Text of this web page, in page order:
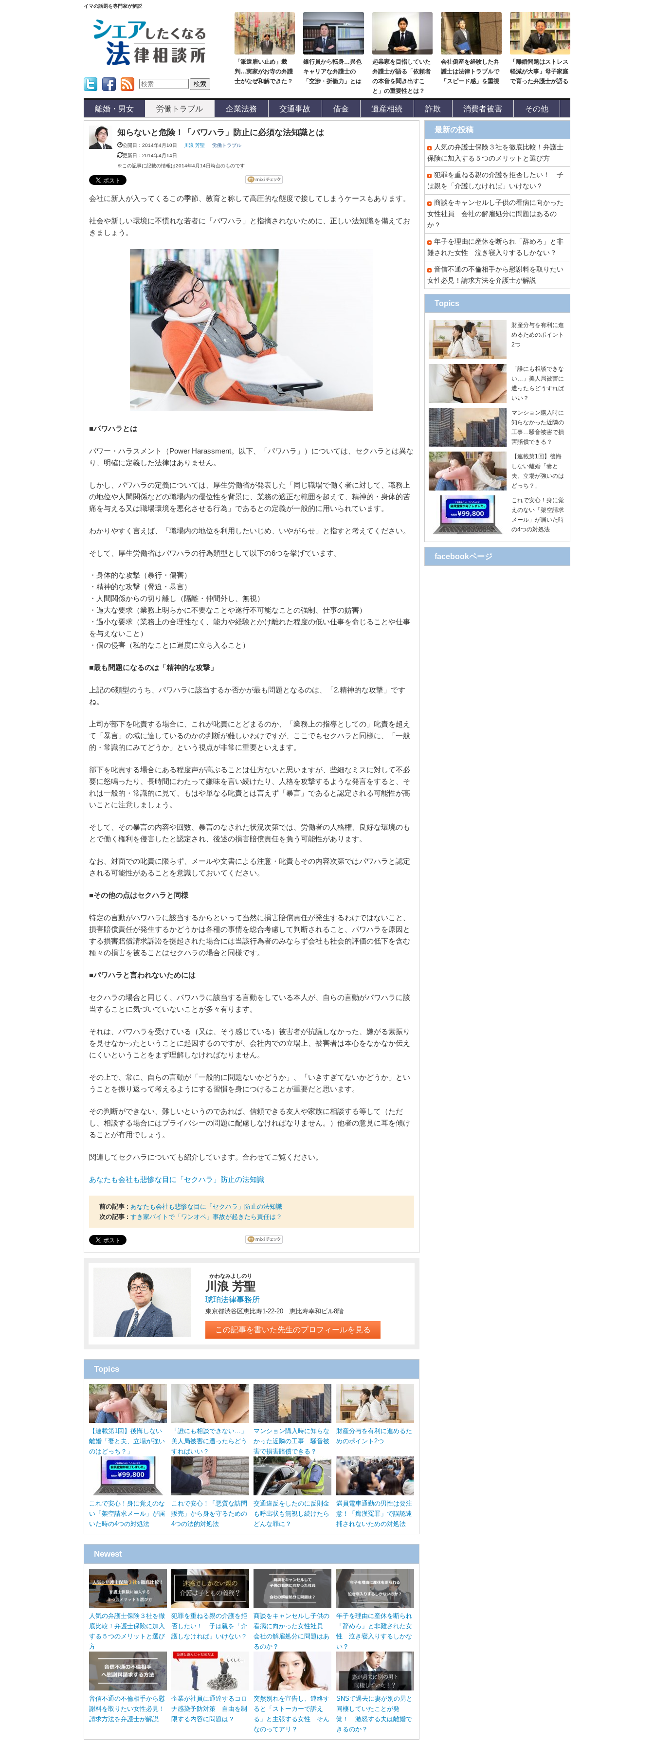
イマの話題を専門家が解説
「派遣雇い止め」裁
判…実家がお寺の弁護
士がなぜ和解できた？
銀行員から転身…異色
キャリアな弁護士の
「交渉・折衝力」とは
起業家を目指していた
弁護士が語る「依頼者
の本音を聞き出すこ
と」の重要性とは？
会社倒産を経験した弁
護士は法律トラブルで
「スピード感」を重視
「離婚問題はストレス
軽減が大事」母子家庭
で育った弁護士が語る
離婚・男女 労働トラブル 企業法務 交通事故 借金 遺産相続 詐欺 消費者被害 その他
知らないと危険！「パワハラ」防止に必須な法知識とは
公開日：2014年4月10日 川浪 芳聖
労働トラブル
更新日：2014年4月14日
※この記事に記載の情報は2014年4月14日時点のものです
会社に新人が入ってくるこの季節、教育と称して高圧的な態度で接してしまうケースもあります。
社会や新しい環境に不慣れな若者に「パワハラ」と指摘されないために、正しい法知識を備えてお
きましょう。
■パワハラとは
パワー・ハラスメント（Power Harassment。以下、「パワハラ」）については、セクハラとは異な
り、明確に定義した法律はありません。
しかし、パワハラの定義については、厚生労働省が発表した「同じ職場で働く者に対して、職務上
の地位や人間関係などの職場内の優位性を背景に、業務の適正な範囲を超えて、精神的・身体的苦
痛を与える又は職場環境を悪化させる行為」であるとの定義が一般的に用いられています。
わかりやすく言えば、「職場内の地位を利用したいじめ、いやがらせ」と指すと考えてください。
そして、厚生労働省はパワハラの行為類型として以下の6つを挙げています。
・身体的な攻撃（暴行・傷害）
・精神的な攻撃（脅迫・暴言）
・人間関係からの切り離し（隔離・仲間外し、無視）
・過大な要求（業務上明らかに不要なことや遂行不可能なことの強制、仕事の妨害）
・過小な要求（業務上の合理性なく、能力や経験とかけ離れた程度の低い仕事を命じることや仕事
を与えないこと）
・個の侵害（私的なことに過度に立ち入ること）
■最も問題になるのは「精神的な攻撃」
上記の6類型のうち、パワハラに該当するか否かが最も問題となるのは、「2.精神的な攻撃」です
ね。
上司が部下を叱責する場合に、これが叱責にとどまるのか、「業務上の指導としての」叱責を超え
て「暴言」の域に達しているのかの判断が難しいわけですが、ここでもセクハラと同様に、「一般
的・常識的にみてどうか」という視点が非常に重要といえます。
部下を叱責する場合にある程度声が高ぶることは仕方ないと思いますが、些細なミスに対して不必
要に怒鳴ったり、長時間にわたって嫌味を言い続けたり、人格を攻撃するような発言をすると、そ
れは一般的・常識的に見て、もはや単なる叱責とは言えず「暴言」であると認定される可能性が高
いことに注意しましょう。
そして、その暴言の内容や回数、暴言のなされた状況次第では、労働者の人格権、良好な環境のも
とで働く権利を侵害したと認定され、後述の損害賠償責任を負う可能性があります。
なお、対面での叱責に限らず、メールや文書による注意・叱責もその内容次第ではパワハラと認定
される可能性があることを意識しておいてください。
■その他の点はセクハラと同様
特定の言動がパワハラに該当するからといって当然に損害賠償責任が発生するわけではないこと、
損害賠償責任が発生するかどうかは各種の事情を総合考慮して判断されること、パワハラを原因と
する損害賠償請求訴訟を提起された場合には当該行為者のみならず会社も社会的評価の低下を含む
種々の損害を被ることはセクハラの場合と同様です。
■パワハラと言われないためには
セクハラの場合と同じく、パワハラに該当する言動をしている本人が、自らの言動がパワハラに該
当することに気づいていないことが多々有ります。
それは、パワハラを受けている（又は、そう感じている）被害者が抗議しなかった、嫌がる素振り
を見せなかったということに起因するのですが、会社内での立場上、被害者は本心をなかなか伝え
にくいということをまず理解しなければなりません。
その上で、常に、自らの言動が「一般的に問題ないかどうか」、「いきすぎてないかどうか」とい
うことを振り返って考えるようにする習慣を身につけることが重要だと思います。
その判断ができない、難しいというのであれば、信頼できる友人や家族に相談する等して（ただ
し、相談する場合にはプライバシーの問題に配慮しなければなりません。）他者の意見に耳を傾け
ることが有用でしょう。
関連してセクハラについても紹介しています。合わせてご覧ください。
あなたも会社も悲惨な目に「セクハラ」防止の法知識
前の記事 : あなたも会社も悲惨な目に「セクハラ」防止の法知識
次の記事 : すき家バイトで「ワンオペ」事故が起きたら責任は？
川浪 芳聖
かわなみよしのり
琥珀法律事務所
東京都渋谷区恵比寿1-22-20 恵比寿幸和ビル8階
この記事を書いた先生のプロフィールを見る
Topics
【連載第1回】後悔しない
離婚「妻と夫、立場が強い
のはどっち？」
「誰にも相談できない…」
美人局被害に遭ったらどう
すればいい？
マンション購入時に知らな
かった近隣の工事…騒音被
害で損害賠償できる？
財産分与を有利に進めるた
めのポイント2つ
これで安心！身に覚えのな
い「架空請求メール」が届
いた時の4つの対処法
これで安心！「悪質な訪問
販売」から身を守るための
4つの法的対処法
交通違反をしたのに反則金
も呼出状も無視し続けたら
どんな罪に？
満員電車通勤の男性は要注
意！「痴漢冤罪」で誤認逮
捕されないための対処法
Newest
人気の弁護士保険３社を徹
底比較！弁護士保険に加入
する５つのメリットと選び
方
犯罪を重ねる親の介護を拒
否したい！ 子は親を「介
護しなければ」いけない？
商談をキャンセルし子供の
看病に向かった女性社員
会社の解雇処分に問題はあ
るのか？
年子を理由に産休を断られ
「辞めろ」と非難された女
性 泣き寝入りするしかな
い？
音信不通の不倫相手から慰
謝料を取りたい女性必見！
請求方法を弁護士が解説
企業が社員に通達するコロ
ナ感染予防対策 自由を制
限する内容に問題は？
突然別れを宣告し、連絡す
ると「ストーカーで訴え
る」と主張する女性 そん
なのってアリ？
SNSで過去に妻が別の男と
同棲していたことが発
覚！ 激怒する夫は離婚で
きるのか？
最新の投稿
人気の弁護士保険３社を徹底比較！弁護士
保険に加入する５つのメリットと選び方
犯罪を重ねる親の介護を拒否したい！ 子
は親を「介護しなければ」いけない？
商談をキャンセルし子供の看病に向かった
女性社員 会社の解雇処分に問題はあるの
か？
年子を理由に産休を断られ「辞めろ」と非
難された女性 泣き寝入りするしかない？
音信不通の不倫相手から慰謝料を取りたい
女性必見！請求方法を弁護士が解説
Topics
財産分与を有利に進
めるためのポイント
2つ
「誰にも相談できな
い…」美人局被害に
遭ったらどうすれば
いい？
マンション購入時に
知らなかった近隣の
工事…騒音被害で損
害賠償できる？
【連載第1回】後悔
しない離婚「妻と
夫、立場が強いのは
どっち？」
これで安心！身に覚
えのない「架空請求
メール」が届いた時
の4つの対処法
facebookページ